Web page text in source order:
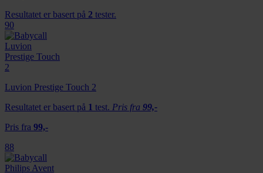
Resultatet er basert på 2 tester.
90
Luvion Prestige Touch 2
Resultatet er basert på 1 test. Pris fra 99,-
Pris fra 99,-
88